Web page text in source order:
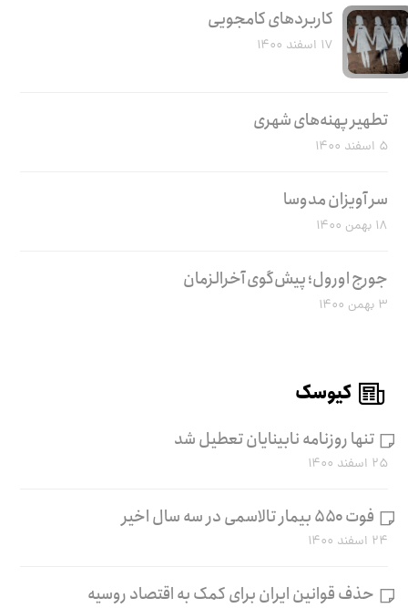
کاربرد‌های کامجویی
۱۷ اسفند ۱۴۰۰
تطهیر پهنه‌های شهری
۵ اسفند ۱۴۰۰
سر آویزان مدوسا
۱۸ بهمن ۱۴۰۰
جورج اورول؛ پیش‌گوی آخرالزمان
۳ بهمن ۱۴۰۰
کیوسک
تنها روزنامه نابینایان تعطیل شد
۲۵ اسفند ۱۴۰۰
فوت ۵۵۰ بیمار تالاسمی در سه سال اخیر
۲۴ اسفند ۱۴۰۰
حذف قوانین ایران برای کمک به اقتصاد روسیه